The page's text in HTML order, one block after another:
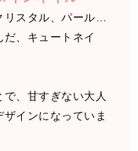
スタル、パール…
、キュートネイ
、甘すぎない大人
インになっていま